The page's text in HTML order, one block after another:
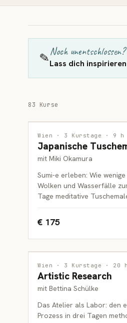
✎Noch unentschlossen?
Lass dich
83 Kurse
MALEREI
ERWACHSENE
Wien · 3 Kurstage · 9 h
Japanische
mit Miki Okamura
Sumi-e erleben: Wie
Wolken und Wasserfälle
Tage meditative
€ 175
INTERDISZIPLINÄR
ERWACHSENE
Wien · 3 Kurstage · 20
Artistic Research
mit Bettina Schülke
Das Atelier als Labor: den
Prozess in drei Tagen